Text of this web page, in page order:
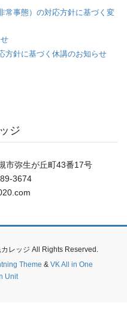
常事態）の対応方針に基づく変
方針に基づく休講のお知らせ
ジ
弥生が丘町43番17号
3674
レッジ All Rights Reserved.
Theme & VK All in One
Unit